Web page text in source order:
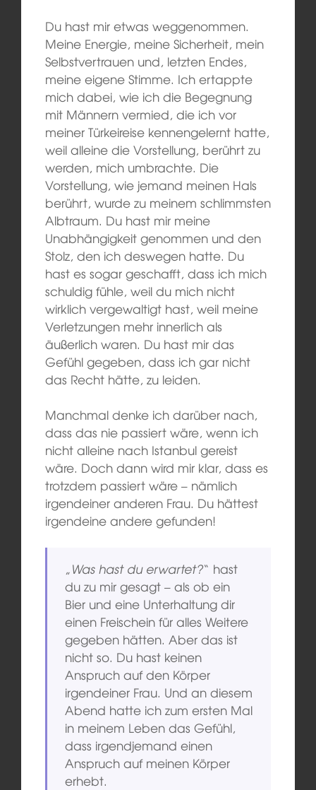
Du hast mir etwas weggenommen.
Meine Energie, meine Sicherheit, mein
Selbstvertrauen und, letzten Endes,
meine eigene Stimme. Ich ertappte
mich dabei, wie ich die Begegnung
mit Männern vermied, die ich vor
meiner Türkeireise kennengelernt hatte,
weil alleine die Vorstellung, berührt zu
werden, mich umbrachte. Die
Vorstellung, wie jemand meinen Hals
berührt, wurde zu meinem schlimmsten
Albtraum. Du hast mir meine
Unabhängigkeit genommen und den
Stolz, den ich deswegen hatte. Du
hast es sogar geschafft, dass ich mich
schuldig fühle, weil du mich nicht
wirklich vergewaltigt hast, weil meine
Verletzungen mehr innerlich als
äußerlich waren. Du hast mir das
Gefühl gegeben, dass ich gar nicht
das Recht hätte, zu leiden.
Manchmal denke ich darüber nach,
dass das nie passiert wäre, wenn ich
nicht alleine nach Istanbul gereist
wäre. Doch dann wird mir klar, dass es
trotzdem passiert wäre – nämlich
irgendeiner anderen Frau. Du hättest
irgendeine andere gefunden!
„Was hast du erwartet?“ hast
du zu mir gesagt – als ob ein
Bier und eine Unterhaltung dir
einen Freischein für alles Weitere
gegeben hätten. Aber das ist
nicht so. Du hast keinen
Anspruch auf den Körper
irgendeiner Frau. Und an diesem
Abend hatte ich zum ersten Mal
in meinem Leben das Gefühl,
dass irgendjemand einen
Anspruch auf meinen Körper
erhebt.